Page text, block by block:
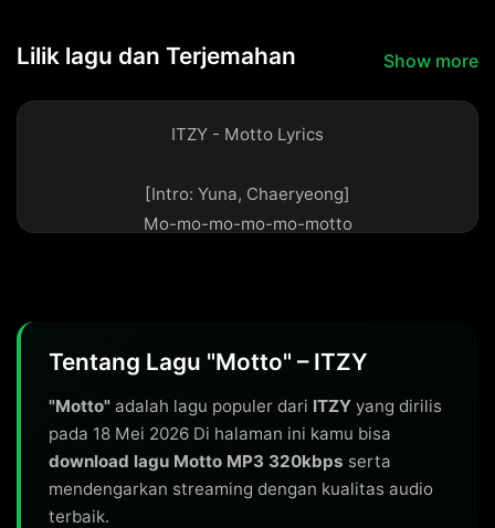
Lilik lagu dan Terjemahan Show more
ITZY - Motto Lyrics
[Intro: Yuna, Chaeryeong]
Mo-mo-mo-mo-mo-motto
[Verse 1: Lia, Yeji, Yuna]
두 눈을 감아 I can feel you by my side all the time
Oh, yeah, eh
Make me fearless, uh, 늘 소란한 어둠을 헤맬 때
Got me in a trance 익숙한 너의 voice
Tentang Lagu "Motto" – ITZY
"Motto" adalah lagu populer dari ITZY yang dirilis
pada 18 Mei 2026 Di halaman ini kamu bisa
download lagu Motto MP3 320kbps serta
mendengarkan streaming dengan kualitas audio
terbaik.